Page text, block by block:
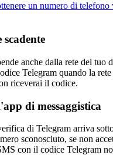
un numero di telefono
anche dalla rete del tuo
Telegram quando la
riceverai il codice.
di messaggistica
di Telegram arriva
sconosciuto, se non
con il codice Telegram